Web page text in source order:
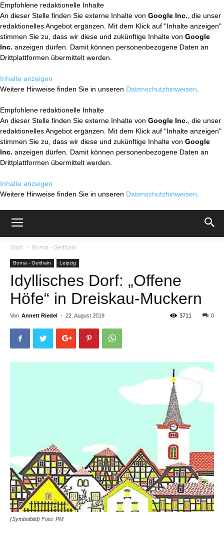
Empfohlene redaktionelle Inhalte
An dieser Stelle finden Sie externe Inhalte von Google Inc. , die unser
redaktionelles Angebot ergänzen. Mit dem Klick auf "Inhalte anzeigen"
stimmen Sie zu, dass wir diese und zukünftige Inhalte von Google
Inc. anzeigen dürfen. Damit können personenbezogene Daten an
Drittplattformen übermittelt werden.
Inhalte anzeigen
Weitere Hinweise finden Sie in unseren Datenschutzhinweisen
Empfohlene redaktionelle Inhalte
An dieser Stelle finden Sie externe Inhalte von Google Inc. , die unser
redaktionelles Angebot ergänzen. Mit dem Klick auf "Inhalte anzeigen"
stimmen Sie zu, dass wir diese und zukünftige Inhalte von Google
Inc. anzeigen dürfen. Damit können personenbezogene Daten an
Drittplattformen übermittelt werden.
Inhalte anzeigen
Weitere Hinweise finden Sie in unseren Datenschutzhinweisen
Start Borna - Geithain
Borna - Geithain Leipzig
Idyllisches Dorf: „Offene
Höfe“ in Dreiskau-Muckern
Von Annett Riedel - 22. August 2019 0
3711
(Symbolbild) Foto: PM